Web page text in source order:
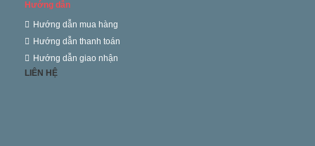
Hướng dẫn
Hướng dẫn mua hàng
Hướng dẫn thanh toán
Hướng dẫn giao nhận
LIÊN HỆ